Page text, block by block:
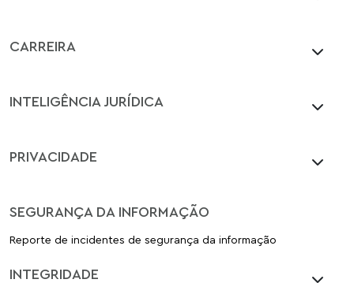
CARREIRA
INTELIGÊNCIA JURÍDICA
PRIVACIDADE
SEGURANÇA DA INFORMAÇÃO
Reporte de incidentes de segurança da informação
INTEGRIDADE